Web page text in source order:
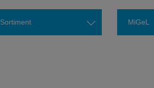
Sortiment MiGeL